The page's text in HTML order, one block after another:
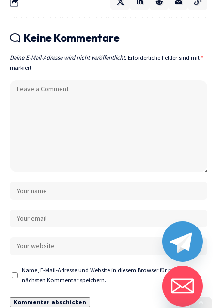
Keine Kommentare
Deine E-Mail-Adresse wird nicht veröffentlicht. Erforderliche Felder sind mit *
markiert
Name, E-Mail-Adresse und Website in diesem Browser für meinen
nächsten Kommentar speichern.
chaty